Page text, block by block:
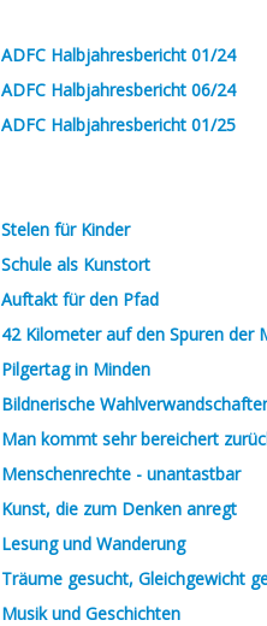
ADFC Halbjahresbericht 01/24
ADFC Halbjahresbericht 06/24
ADFC Halbjahresbericht 01/25
Stelen für Kinder
Schule als Kunstort
Auftakt für den Pfad
42 Kilometer auf den Spuren der
Pilgertag in Minden
Bildnerische
Man kommt sehr bereichert
Menschenrechte - unantastbar
Kunst, die zum Denken anregt
Lesung und Wanderung
Träume gesucht, Gleichgewicht
Musik und Geschichten